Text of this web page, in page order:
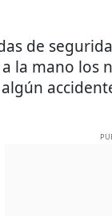
de
la mano los